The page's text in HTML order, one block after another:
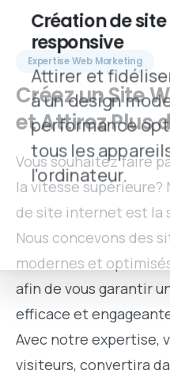
Création de site
responsive
Attirer et
à un design
performance
tous les
l'ordinateur.
Expertise Web Marketing
CréezunSite
etAttirezPlus
Vous souhaitez faire
la vitesse
de site internet est la
Nous concevons des
modernes et
afin de vous garantir
efficace et
Avec notre expertise,
visiteurs, convertira